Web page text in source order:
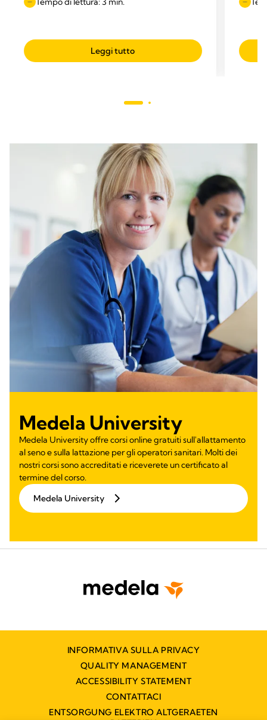
Leggi tutto
Medela University
Medela University offre corsi online gratuiti sull'allattamento
al seno e sulla lattazione per gli operatori sanitari. Molti dei
nostri corsi sono accreditati e riceverete un certificato al
termine del corso.
Medela University
INFORMATIVA SULLA PRIVACY
QUALITY MANAGEMENT
ACCESSIBILITY STATEMENT
CONTATTACI
ENTSORGUNG ELEKTRO ALTGERAETEN